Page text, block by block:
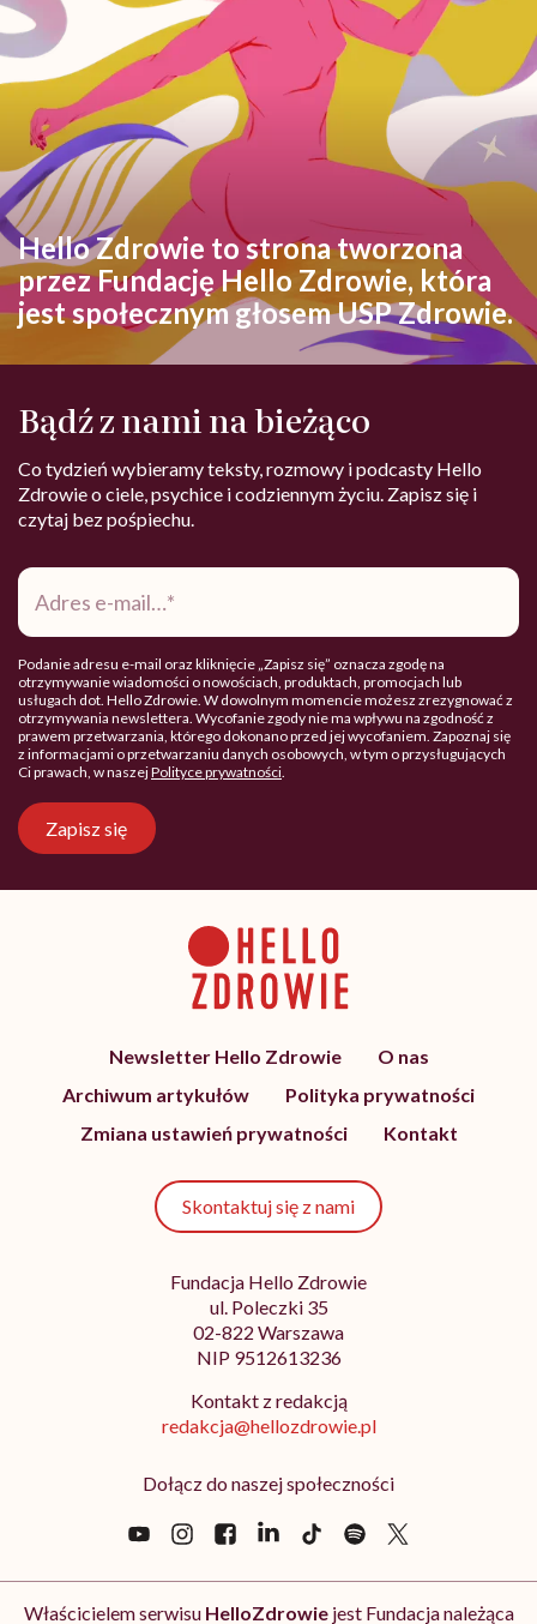
Hello Zdrowie to strona tworzona
przez Fundację Hello Zdrowie, która
jest społecznym głosem USP Zdrowie.
Bądź z nami na bieżąco
Co tydzień wybieramy teksty, rozmowy i podcasty Hello
Zdrowie o ciele, psychice i codziennym życiu. Zapisz się i
czytaj bez pośpiechu.
Adres
mail*
Podanie adresu e-mail oraz kliknięcie „Zapisz się” oznacza zgodę na
otrzymywanie wiadomości o nowościach, produktach, promocjach lub
usługach dot. Hello Zdrowie. W dowolnym momencie możesz zrezygnować z
otrzymywania newslettera. Wycofanie zgody nie ma wpływu na zgodność z
prawem przetwarzania, którego dokonano przed jej wycofaniem. Zapoznaj się
z informacjami o przetwarzaniu danych osobowych, w tym o przysługujących
Ci prawach, w naszejPolityce prywatności.
Zapisz się
Newsletter Hello Zdrowie
O nas
Archiwum artykułów
Polityka prywatności
Zmiana ustawień prywatności
Kontakt
Skontaktuj się z nami
Fundacja Hello Zdrowie
ul. Poleczki 35
02-822 Warszawa
NIP 9512613236
Kontakt z redakcją
redakcja@hellozdrowie.pl
Dołącz do naszej społeczności
Właścicielem serwisu HelloZdrowiejest Fundacja należąca